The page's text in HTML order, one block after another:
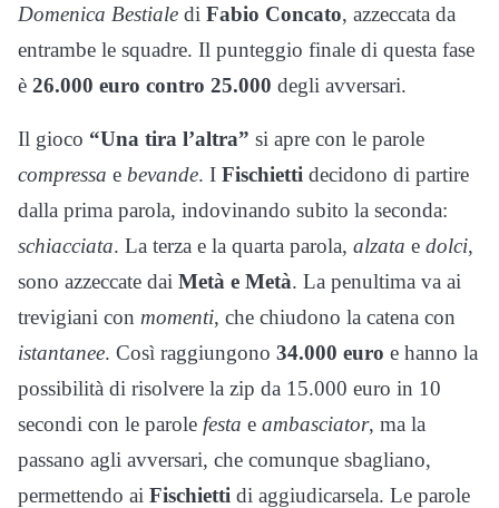
Domenica Bestiale di Fabio Concato, azzeccata da
entrambe le squadre. Il punteggio finale di questa fase
è 26.000 euro contro 25.000 degli avversari.
Il gioco “Una tira l’altra” si apre con le parole
compressa e bevande. I Fischietti decidono di partire
dalla prima parola, indovinando subito la seconda:
schiacciata. La terza e la quarta parola, alzata e dolci,
sono azzeccate dai Metà e Metà. La penultima va ai
trevigiani con momenti, che chiudono la catena con
istantanee. Così raggiungono 34.000 euro e hanno la
possibilità di risolvere la zip da 15.000 euro in 10
secondi con le parole festa e ambasciator, ma la
passano agli avversari, che comunque sbagliano,
permettendo ai Fischietti di aggiudicarsela. Le parole